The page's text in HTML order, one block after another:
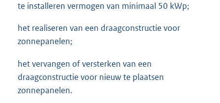
te installeren vermogen van minimaal 50 kWp;
het realiseren van een draagconstructie voor
zonnepanelen;
het vervangen of versterken van een
draagconstructie voor nieuw te plaatsen
zonnepanelen.